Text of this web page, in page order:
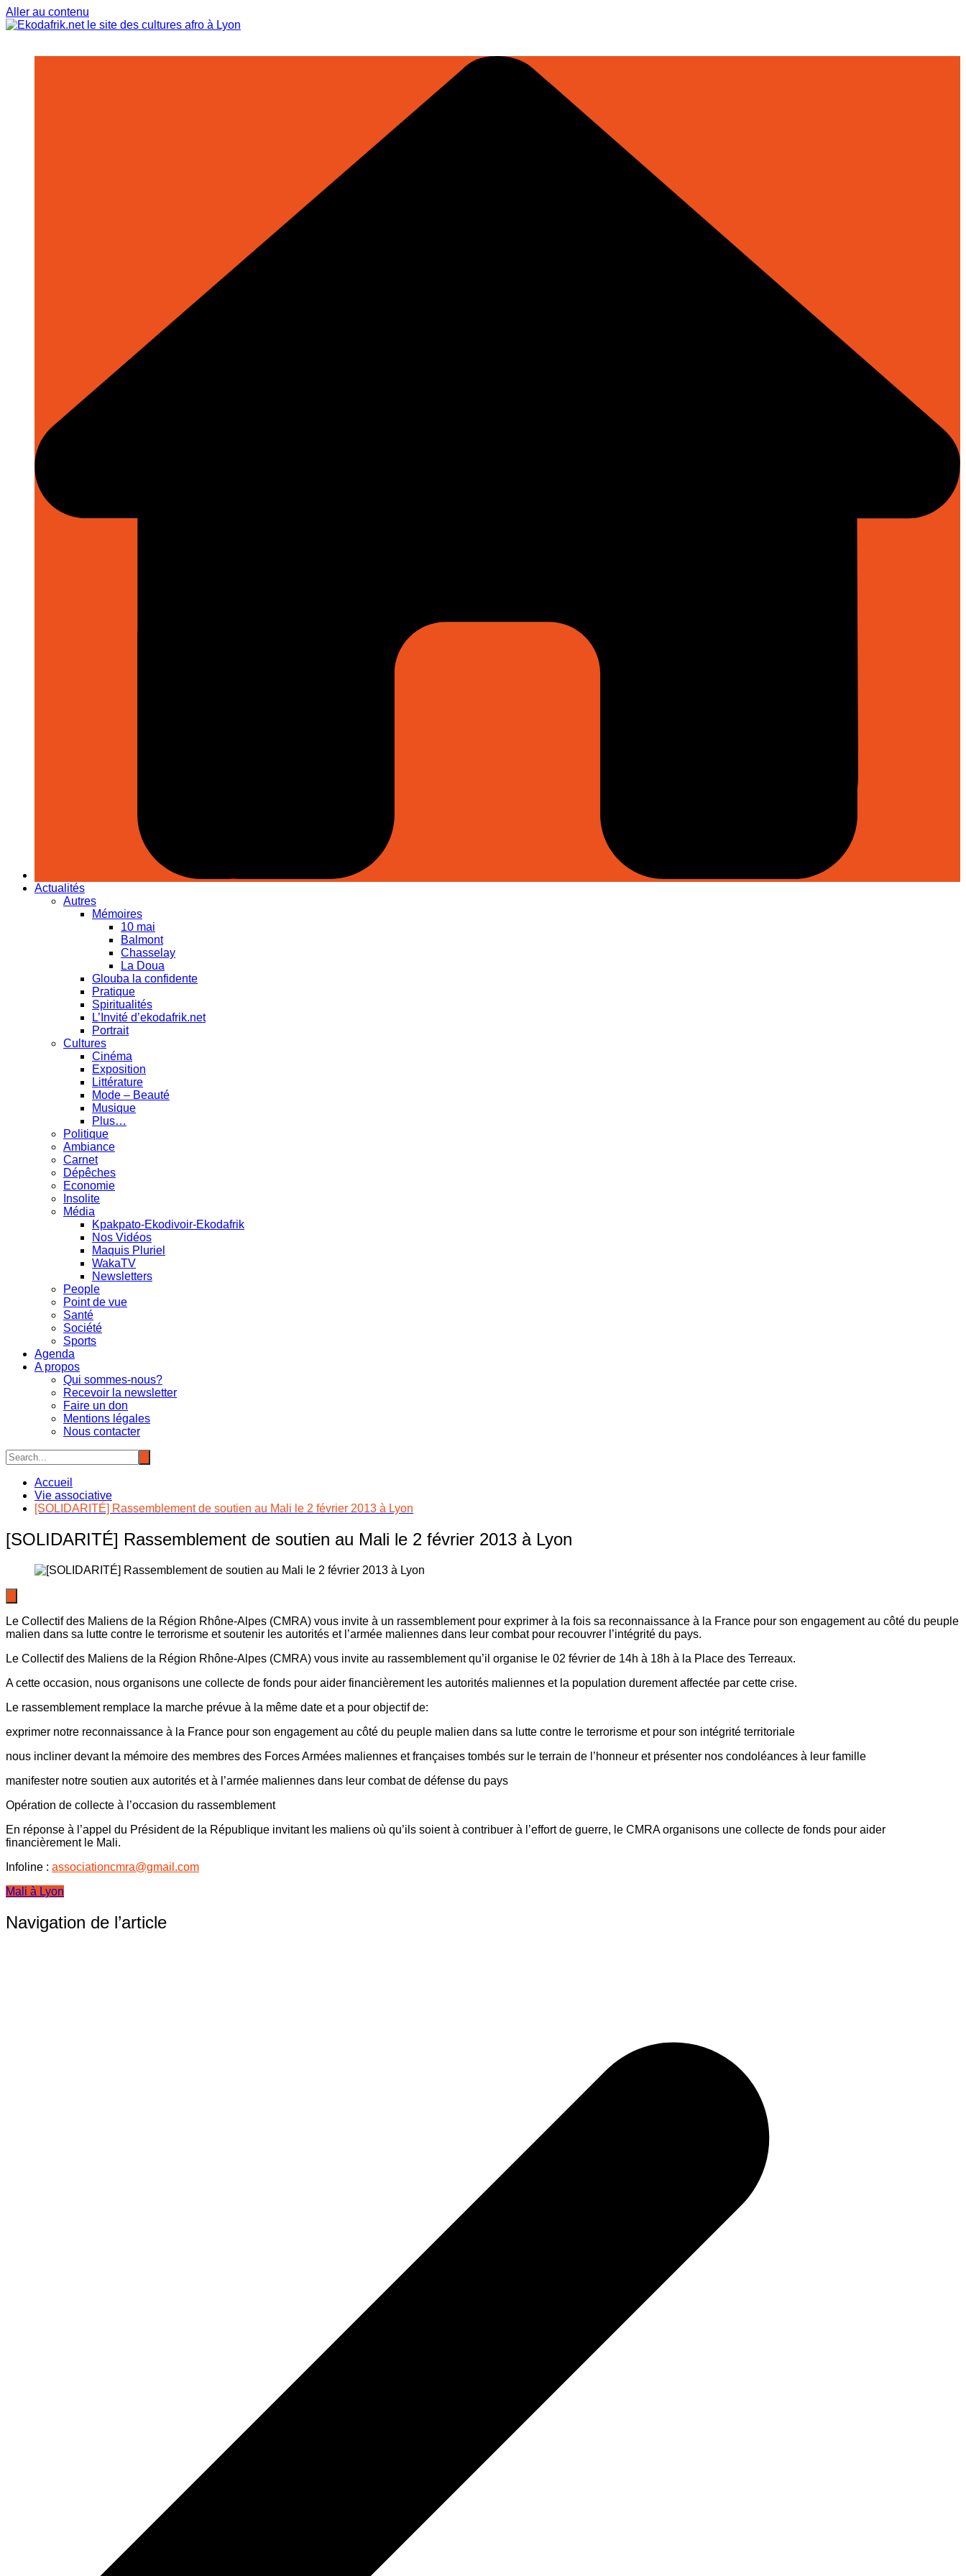
Aller au contenu
Actualités
Autres
Mémoires
10 mai
Balmont
Chasselay
La Doua
Glouba la confidente
Pratique
Spiritualités
L’Invité d’ekodafrik.net
Portrait
Cultures
Cinéma
Exposition
Littérature
Mode – Beauté
Musique
Plus…
Politique
Ambiance
Carnet
Dépêches
Economie
Insolite
Média
Kpakpato-Ekodivoir-Ekodafrik
Nos Vidéos
Maquis Pluriel
WakaTV
Newsletters
People
Point de vue
Santé
Société
Sports
Agenda
A propos
Qui sommes-nous?
Recevoir la newsletter
Faire un don
Mentions légales
Nous contacter
Accueil
Vie associative
[SOLIDARITÉ] Rassemblement de soutien au Mali le 2 février 2013 à Lyon
[SOLIDARITÉ] Rassemblement de soutien au Mali le 2 février 2013 à Lyon
Le Collectif des Maliens de la Région Rhône-Alpes (CMRA) vous invite à un rassemblement pour exprimer à la fois sa reconnaissance à la France pour son engagement au côté du peuple
malien dans sa lutte contre le terrorisme et soutenir les autorités et l’armée maliennes dans leur combat pour recouvrer l’intégrité du pays.
Le Collectif des Maliens de la Région Rhône-Alpes (CMRA) vous invite au rassemblement qu’il organise le 02 février de 14h à 18h à la Place des Terreaux.
A cette occasion, nous organisons une collecte de fonds pour aider financièrement les autorités maliennes et la population durement affectée par cette crise.
Le rassemblement remplace la marche prévue à la même date et a pour objectif de:
exprimer notre reconnaissance à la France pour son engagement au côté du peuple malien dans sa lutte contre le terrorisme et pour son intégrité territoriale
nous incliner devant la mémoire des membres des Forces Armées maliennes et françaises tombés sur le terrain de l’honneur et présenter nos condoléances à leur famille
manifester notre soutien aux autorités et à l’armée maliennes dans leur combat de défense du pays
Opération de collecte à l’occasion du rassemblement
En réponse à l’appel du Président de la République invitant les maliens où qu’ils soient à contribuer à l’effort de guerre, le CMRA organisons une collecte de fonds pour aider
financièrement le Mali.
Infoline : associationcmra@gmail.com
Mali à Lyon
Navigation de l’article